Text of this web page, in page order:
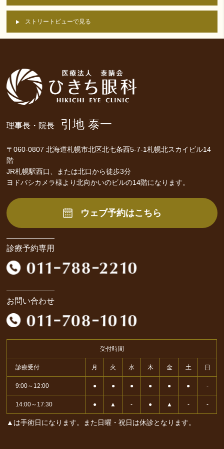
ストリートビューで見る
理事長・院長 引地 泰一
〒060-0807 北海道札幌市北区北七条西5-7-1札幌北スカイビル14
階
JR札幌駅西口、または北口から徒歩3分
ヨドバシカメラ様より北向かいのビルの14階になります。
ウェブ予約はこちら
診療予約専用
お問い合わせ
受付時間
診療受付 月 火 水 木 金 土 日
9:00～12:00 ● ● ● ● ● ● -
14:00～17:30 ● ▲ - ● ▲ - -
▲は手術日になります。また日曜・祝日は休診となります。